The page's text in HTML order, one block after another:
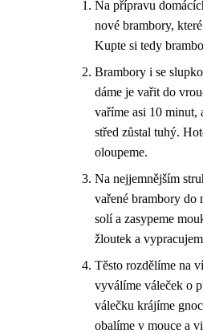
Na přípravu
nové brambory,
Kupte si tedy
Brambory i se
dáme je vařit do
vaříme asi 10 minut,
střed zůstal tuhý.
oloupeme.
Na nejjemnějším
vařené brambory do
solí a zasypeme
žloutek a
Těsto rozdělíme na
vyválíme váleček o
válečku krájíme
obalíme v mouce a